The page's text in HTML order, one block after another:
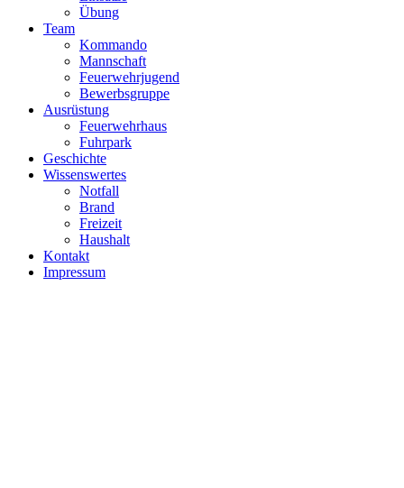
Übung
Team
Kommando
Mannschaft
Feuerwehrjugend
Bewerbsgruppe
Ausrüstung
Feuerwehrhaus
Fuhrpark
Geschichte
Wissenswertes
Notfall
Brand
Freizeit
Haushalt
Kontakt
Impressum